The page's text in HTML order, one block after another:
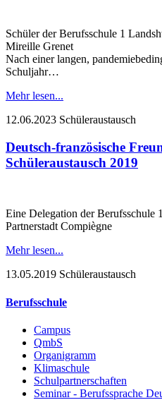
Schüler der Berufsschule 1
Mireille Grenet
Nach einer langen,
Schuljahr…
Mehr lesen...
12.06.2023 Schüleraustausch
Deutsch-französische
Schüleraustausch 2019
Eine Delegation der Berufsschule
Partnerstadt Compiègne
Mehr lesen...
13.05.2019 Schüleraustausch
Berufsschule
Campus
QmbS
Organigramm
Klimaschule
Schulpartnerschaften
Seminar - Berufssprache